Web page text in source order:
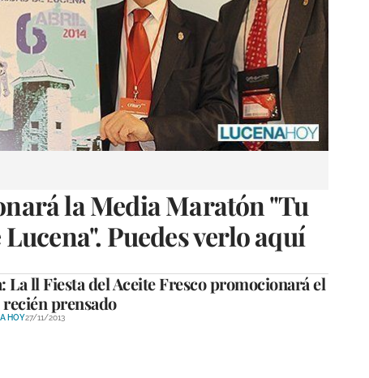
la Media Maratón "Tu
Puedes verlo aquí
La ll Fiesta del Aceite Fresco promocionará el
recién prensado
HOY27/11/2013